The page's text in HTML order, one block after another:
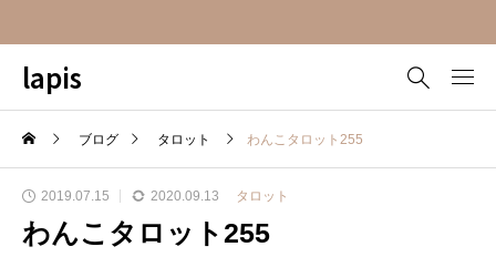
lapis
ブログ タロット わんこタロット255
2019.07.15 2020.09.13 タロット
わんこタロット255